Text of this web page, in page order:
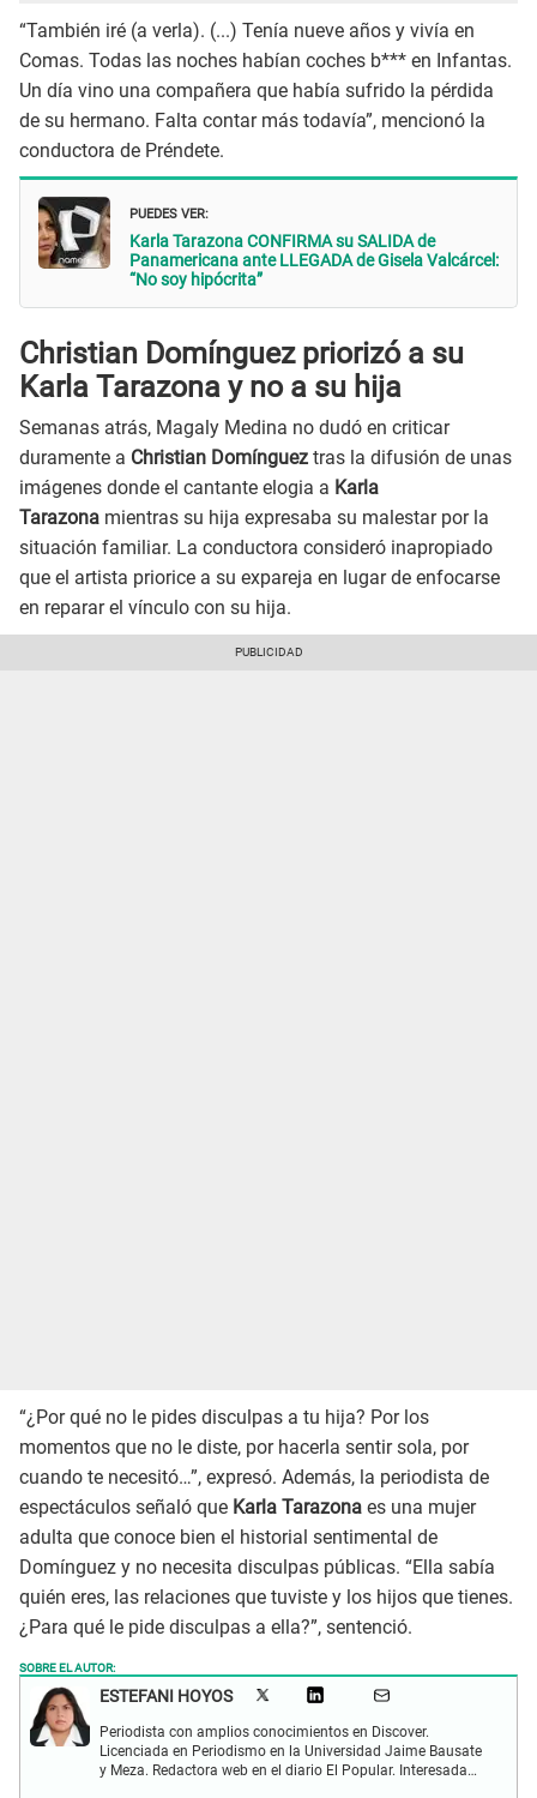
“También iré (a verla). (...) Tenía nueve años y vivía en
Comas. Todas las noches habían coches b*** en Infantas.
Un día vino una compañera que había sufrido la pérdida
de su hermano. Falta contar más todavía”, mencionó la
conductora de Préndete.
PUEDES VER:
Karla Tarazona CONFIRMA su SALIDA de
Panamericana ante LLEGADA de Gisela Valcárcel:
“No soy hipócrita”
Christian Domínguez priorizó a su
Karla Tarazona y no a su hija
Semanas atrás, Magaly Medina no dudó en criticar
duramente a Christian Domínguez tras la difusión de unas
imágenes donde el cantante elogia a Karla
Tarazona mientras su hija expresaba su malestar por la
situación familiar. La conductora consideró inapropiado
que el artista priorice a su expareja en lugar de enfocarse
en reparar el vínculo con su hija.
“¿Por qué no le pides disculpas a tu hija? Por los
momentos que no le diste, por hacerla sentir sola, por
cuando te necesitó…”, expresó. Además, la periodista de
espectáculos señaló que Karla Tarazona es una mujer
adulta que conoce bien el historial sentimental de
Domínguez y no necesita disculpas públicas. “Ella sabía
quién eres, las relaciones que tuviste y los hijos que tienes.
¿Para qué le pide disculpas a ella?”, sentenció.
SOBRE EL AUTOR:
ESTEFANI HOYOS
Periodista con amplios conocimientos en Discover.
Licenciada en Periodismo en la Universidad Jaime Bausate
y Meza. Redactora web en el diario El Popular. Interesada